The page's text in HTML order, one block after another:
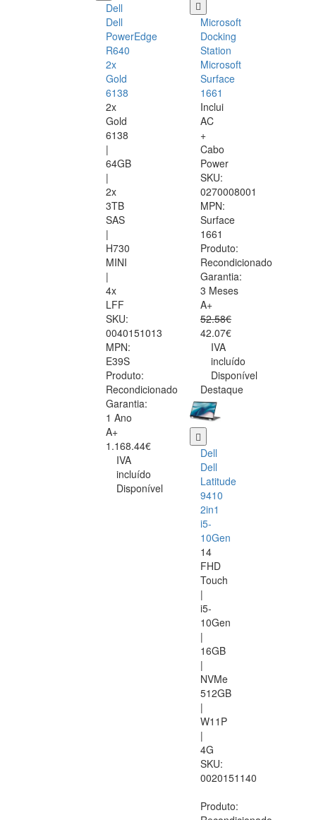
Dell
Dell
PowerEdge
R640
2x
Gold
6138
2x
Gold
6138
|
64GB
|
2x
3TB
SAS
|
H730
MINI
|
4x
LFF
SKU:
0040151013
MPN:
E39S
Produto:
Recondicionado
Garantia:
1 Ano
A+
1.168.44€
IVA
incluído
Disponível
Microsoft
Docking
Station
Microsoft
Surface
1661
Inclui
AC
+
Cabo
Power
SKU:
0270008001
MPN:
Surface
1661
Produto:
Recondicionado
Garantia:
3 Meses
A+
52.58€
42.07€
IVA
incluído
Disponível
Destaque
Dell
Dell
Latitude
9410
2in1
i5-
10Gen
14
FHD
Touch
|
i5-
10Gen
|
16GB
|
NVMe
512GB
|
W11P
|
4G
SKU:
0020151140
Produto: